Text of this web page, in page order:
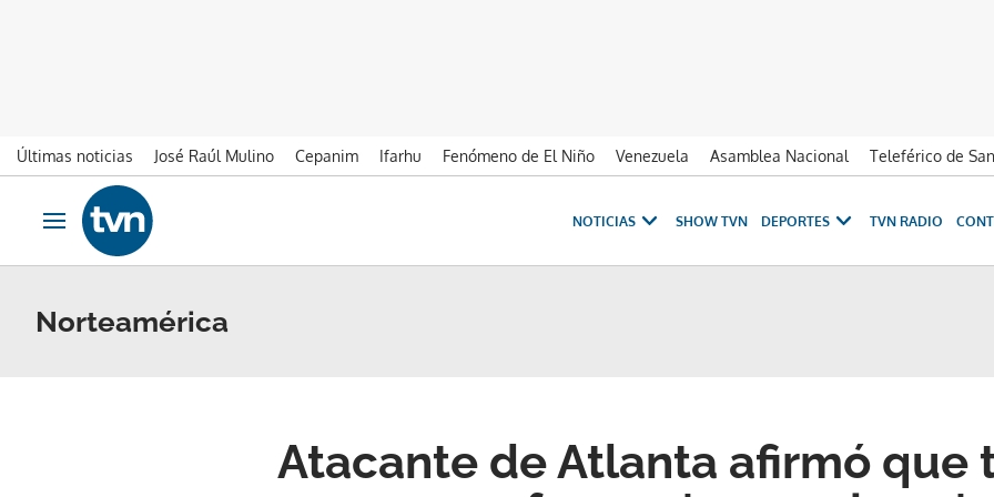
Últimas noticias José Raúl Mulino Cepanim Ifarhu Fenómeno de El Niño Venezuela Asamblea Nacional Teleférico de
Ir al contenido
Obrir navegació
NOTICIAS SHOW TVN DEPORTES TVN RADIO
Norteamérica
Atacante de Atlanta afirmó que